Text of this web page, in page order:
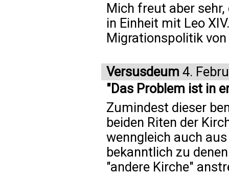
Mich freut aber
in Einheit mit Leo
Migrationspolitik
Versusdeum 4.
"Das Problem ist in
Zumindest dieser
beiden Riten der
wenngleich auch
bekanntlich zu
"andere Kirche"